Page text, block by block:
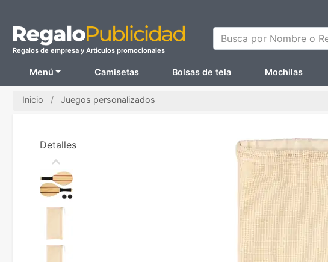
Regalos de empresa y Artículos promocionales
Busca por Nombre o
Menú Camisetas Bolsas de tela Mochilas
Inicio Juegos personalizados
Detalles